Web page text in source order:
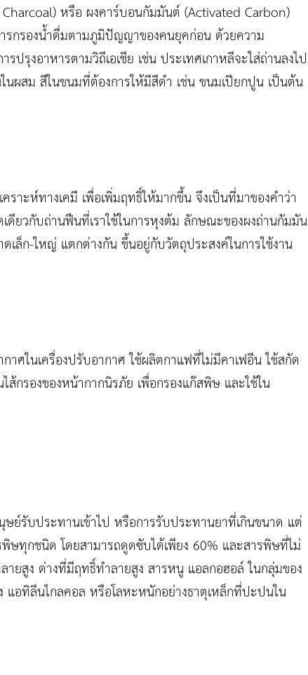
หรือ ผงคาร์บอนกัมมันต์ (Activated Carbon)
รกรองน้ำดื่มตามภูมิปัญญาของคนยุคก่อน ด้วยความ
รุงอาหารตามวิถีเอเชีย เช่น ประเทศเกาหลีจะใส่ถ่านลงไป
ผสม สีในขนมที่ต้องการให้มีสีดำ เช่น ขนมเปียกปูน เป็นต้น
าะห์ทางเคมี เพื่อเพิ่มฤทธิ์ให้มากขึ้น จึงเป็นที่มาของคำว่า
ดียวกับถ่านฟืนที่เราใช้ในการหุงต้ม ลักษณะของผงถ่านกัมมัน
เล็ก-ใหญ่ แตกต่างกัน ขึ้นอยู่กับวัตถุประสงค์ในการใช้งาน
ศในเครื่องปรับอากาศ ใช้ผลิตกาแฟที่ไม่มีคาเฟอีน ใช้สกัด
กรองของหน้ากากนิรภัย เพื่อกรองแก๊สพิษ และใช้ใน
รับประทานเข้าไป หรือการรับประทานยาที่เกินขนาด แต่
ทุกชนิด โดยสามารถดูดซับได้เพียง 60% และสารพิษที่ไม่
ยสูง ด่างที่มีฤทธิ์ทำลายสูง สารหนู แอลกอฮอล์ ในกลุ่มของ
อทิลีนไกลคอล หรือโลหะหนักอย่างธาตุเหล็กที่ปะปนใน